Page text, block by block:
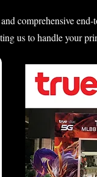
comprehensive
us to handle your